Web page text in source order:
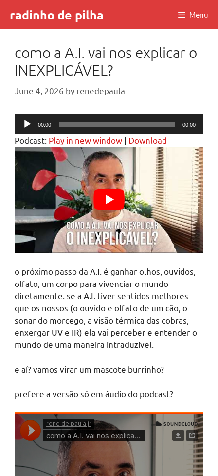
content
radinho de pilha Menu
como a A.I. vai nos explicar o
INEXPLICÁVEL?
June 4, 2026 by renedepaula
Audio
Player
00:00 00:00
Podcast: Play in new window | Download
o próximo passo da A.I. é ganhar olhos, ouvidos,
olfato, um corpo para vivenciar o mundo
diretamente. se a A.I. tiver sentidos melhores
que os nossos (o ouvido e olfato de um cão, o
sonar do morcego, a visão térmica das cobras,
enxergar UV e IR) ela vai perceber e entender o
mundo de uma maneira intraduzível.
e aí? vamos virar um mascote burrinho?
prefere a versão só em áudio do podcast?